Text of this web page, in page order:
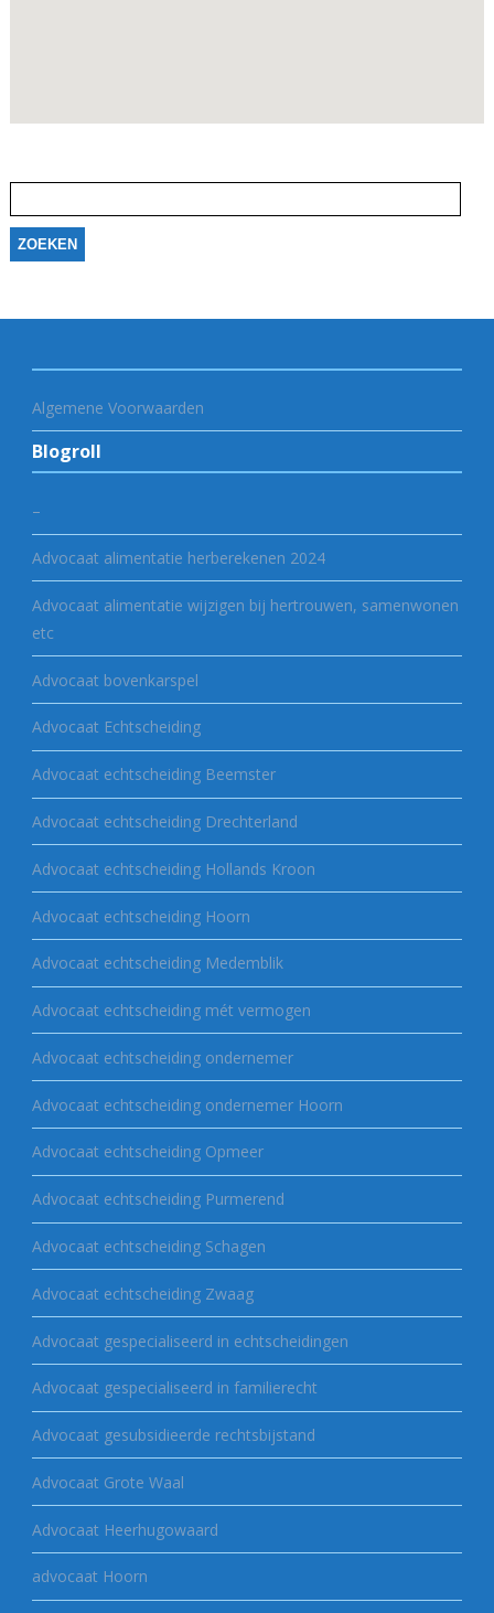
naar:
Algemene Voorwaarden
Blogroll
–
Advocaat alimentatie herberekenen 2024
Advocaat alimentatie wijzigen bij hertrouwen, samenwonen
etc
Advocaat bovenkarspel
Advocaat Echtscheiding
Advocaat echtscheiding Beemster
Advocaat echtscheiding Drechterland
Advocaat echtscheiding Hollands Kroon
Advocaat echtscheiding Hoorn
Advocaat echtscheiding Medemblik
Advocaat echtscheiding mét vermogen
Advocaat echtscheiding ondernemer
Advocaat echtscheiding ondernemer Hoorn
Advocaat echtscheiding Opmeer
Advocaat echtscheiding Purmerend
Advocaat echtscheiding Schagen
Advocaat echtscheiding Zwaag
Advocaat gespecialiseerd in echtscheidingen
Advocaat gespecialiseerd in familierecht
Advocaat gesubsidieerde rechtsbijstand
Advocaat Grote Waal
Advocaat Heerhugowaard
advocaat Hoorn